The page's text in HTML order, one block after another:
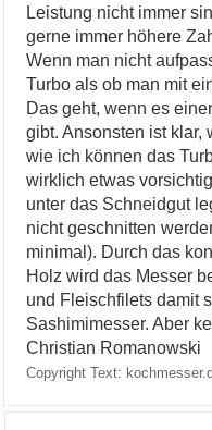
Leistung nicht immer
gerne immer höhere
Wenn man nicht
Turbo als ob man mit
Das geht, wenn es
gibt. Ansonsten ist klar,
wie ich können das
wirklich etwas
unter das Schneidgut
nicht geschnitten
minimal). Durch das
Holz wird das Messer
und Fleischfilets damit
Sashimimesser. Aber
Christian Romanowski
Copyright Text: